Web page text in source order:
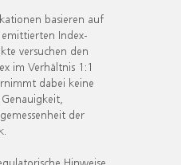
basieren auf
Index-
versuchen den
im Verhältnis 1:1
dabei keine
der